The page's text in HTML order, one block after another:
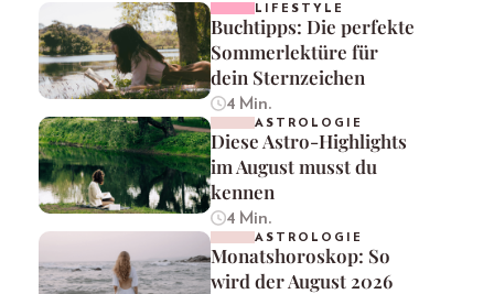
LIFESTYLE
Buchtipps: Die perfekte
Sommerlektüre für
dein Sternzeichen
4 Min.
ASTROLOGIE
Diese Astro-Highlights
im August musst du
kennen
4 Min.
ASTROLOGIE
Monatshoroskop: So
wird der August 2026